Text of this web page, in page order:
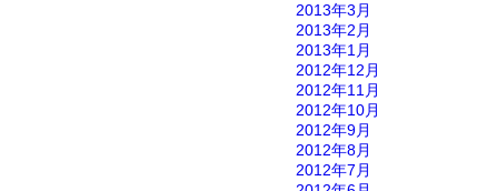
2013年3月
2013年2月
2013年1月
2012年12月
2012年11月
2012年10月
2012年9月
2012年8月
2012年7月